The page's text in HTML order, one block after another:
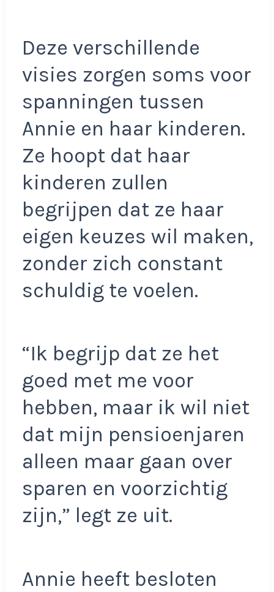
Deze verschillende
visies zorgen soms voor
spanningen tussen
Annie en haar kinderen.
Ze hoopt dat haar
kinderen zullen
begrijpen dat ze haar
eigen keuzes wil maken,
zonder zich constant
schuldig te voelen.
“Ik begrijp dat ze het
goed met me voor
hebben, maar ik wil niet
dat mijn pensioenjaren
alleen maar gaan over
sparen en voorzichtig
zijn,” legt ze uit.
Annie heeft besloten